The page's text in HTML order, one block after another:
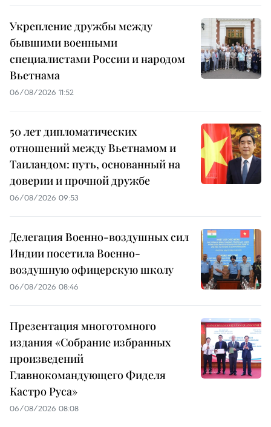
Укрепление дружбы между
бывшими военными
специалистами России и народом
Вьетнама
06/08/2026 11:52
50 лет дипломатических
отношений между Вьетнамом и
Таиландом: путь, основанный на
доверии и прочной дружбе
06/08/2026 09:53
Делегация Военно-воздушных сил
Индии посетила Военно-
воздушную офицерскую школу
06/08/2026 08:46
Презентация многотомного
издания «Собрание избранных
произведений
Главнокомандующего Фиделя
Кастро Руса»
06/08/2026 08:08